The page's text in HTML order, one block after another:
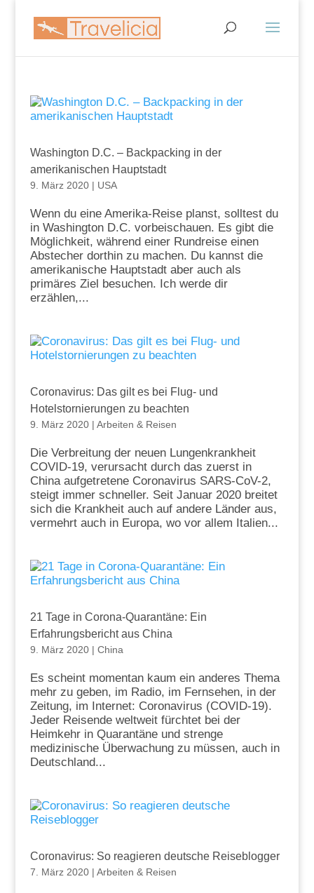
Washington D.C. – Backpacking in der
amerikanischen Hauptstadt
9. März 2020| USA
Wenn du eine Amerika-Reise planst, solltest du
in Washington D.C. vorbeischauen. Es gibt die
Möglichkeit, während einer Rundreise einen
Abstecher dorthin zu machen. Du kannst die
amerikanische Hauptstadt aber auch als
primäres Ziel besuchen. Ich werde dir
erzählen,...
Coronavirus: Das gilt es bei Flug- und
Hotelstornierungen zu beachten
9. März 2020| Arbeiten & Reisen
Die Verbreitung der neuen Lungenkrankheit
COVID-19, verursacht durch das zuerst in
China aufgetretene Coronavirus SARS-CoV-2,
steigt immer schneller. Seit Januar 2020 breitet
sich die Krankheit auch auf andere Länder aus,
vermehrt auch in Europa, wo vor allem Italien...
21 Tage in Corona-Quarantäne: Ein
Erfahrungsbericht aus China
9. März 2020| China
Es scheint momentan kaum ein anderes Thema
mehr zu geben, im Radio, im Fernsehen, in der
Zeitung, im Internet: Coronavirus (COVID-19).
Jeder Reisende weltweit fürchtet bei der
Heimkehr in Quarantäne und strenge
medizinische Überwachung zu müssen, auch in
Deutschland...
Coronavirus: So reagieren deutsche Reiseblogger
7. März 2020| Arbeiten & Reisen